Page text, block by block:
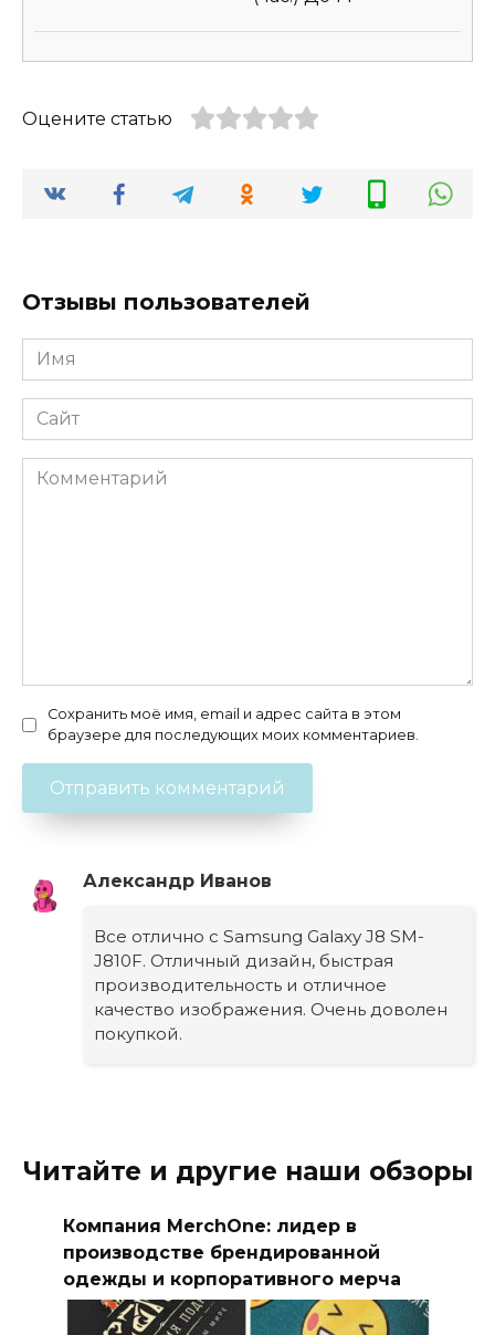
Оцените статью
Отзывы пользователей
Имя
*
Сайт
Комментарий
Сохранить моё имя, email и адрес сайта в этом
браузере для последующих моих комментариев.
Александр Иванов
Все отлично с Samsung Galaxy J8 SM-
J810F. Отличный дизайн, быстрая
производительность и отличное
качество изображения. Очень доволен
покупкой.
Читайте и другие наши обзоры
Компания MerchOne: лидер в
производстве брендированной
одежды и корпоративного мерча